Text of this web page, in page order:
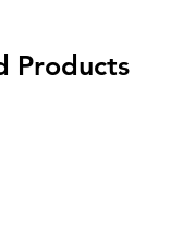
Products